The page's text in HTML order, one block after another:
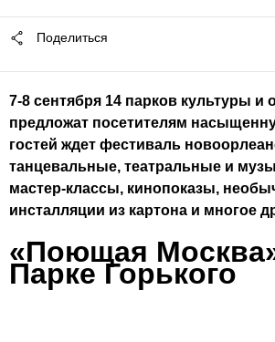
Поделиться
7-8 сентября 14 парков культуры
предложат посетителям
гостей ждет фестиваль
танцевальные, театральные и
мастер-классы, кинопоказы,
инсталляции из картона и многое
«Поющая
Парке Горького